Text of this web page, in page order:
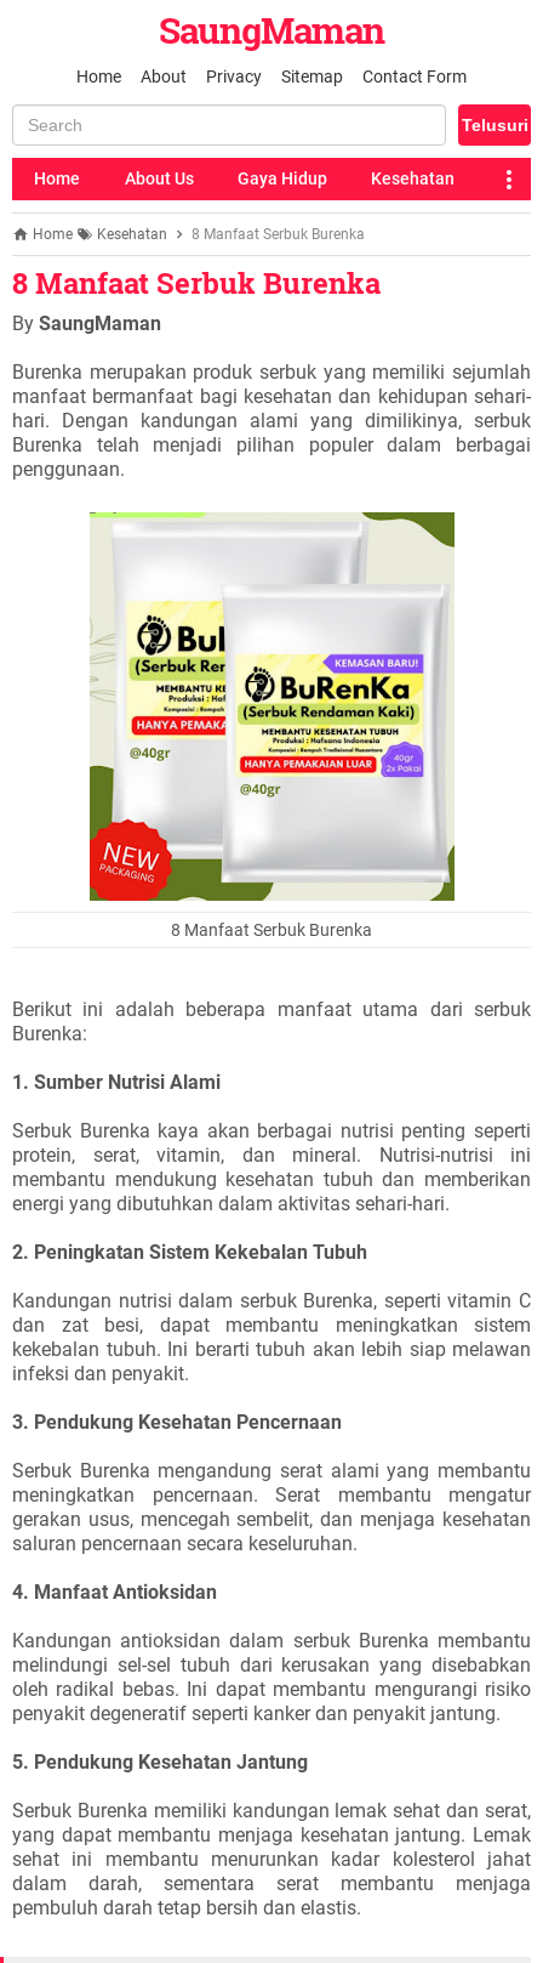
SaungMaman
Home About Privacy Sitemap Contact Form
Home About Us Gaya Hidup Kesehatan
Home Kesehatan 8 Manfaat Serbuk Burenka
8 Manfaat Serbuk Burenka
By SaungMaman
Burenka merupakan produk serbuk yang memiliki sejumlah
manfaat bermanfaat bagi kesehatan dan kehidupan sehari-
hari. Dengan kandungan alami yang dimilikinya, serbuk
Burenka telah menjadi pilihan populer dalam berbagai
penggunaan.
8 Manfaat Serbuk Burenka
Berikut ini adalah beberapa manfaat utama dari serbuk
Burenka:
1. Sumber Nutrisi Alami
Serbuk Burenka kaya akan berbagai nutrisi penting seperti
protein, serat, vitamin, dan mineral. Nutrisi-nutrisi ini
membantu mendukung kesehatan tubuh dan memberikan
energi yang dibutuhkan dalam aktivitas sehari-hari.
2. Peningkatan Sistem Kekebalan Tubuh
Kandungan nutrisi dalam serbuk Burenka, seperti vitamin C
dan zat besi, dapat membantu meningkatkan sistem
kekebalan tubuh. Ini berarti tubuh akan lebih siap melawan
infeksi dan penyakit.
3. Pendukung Kesehatan Pencernaan
Serbuk Burenka mengandung serat alami yang membantu
meningkatkan pencernaan. Serat membantu mengatur
gerakan usus, mencegah sembelit, dan menjaga kesehatan
saluran pencernaan secara keseluruhan.
4. Manfaat Antioksidan
Kandungan antioksidan dalam serbuk Burenka membantu
melindungi sel-sel tubuh dari kerusakan yang disebabkan
oleh radikal bebas. Ini dapat membantu mengurangi risiko
penyakit degeneratif seperti kanker dan penyakit jantung.
5. Pendukung Kesehatan Jantung
Serbuk Burenka memiliki kandungan lemak sehat dan serat,
yang dapat membantu menjaga kesehatan jantung. Lemak
sehat ini membantu menurunkan kadar kolesterol jahat
dalam darah, sementara serat membantu menjaga
pembuluh darah tetap bersih dan elastis.